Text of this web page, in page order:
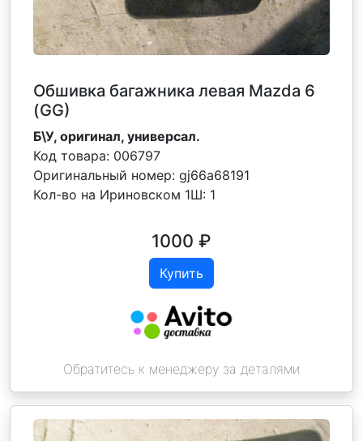
Обшивка багажника левая Mazda 6
(GG)
Б\У, оригинал, универсал.
Код товара: 006797
Оригинальный номер: gj66a68191
Кол-во на Ириновском 1Ш: 1
1000 ₽
Купить
Обратитесь к менеджеру за деталями